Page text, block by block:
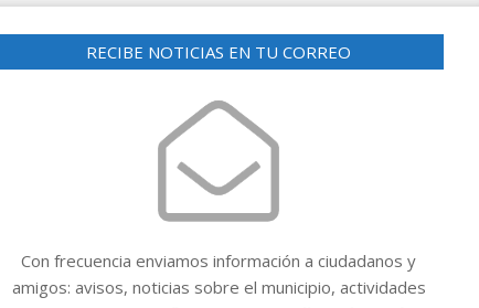
RECIBE NOTICIAS EN TU CORREO
Con frecuencia enviamos información a ciudadanos y
amigos: avisos, noticias sobre el municipio, actividades